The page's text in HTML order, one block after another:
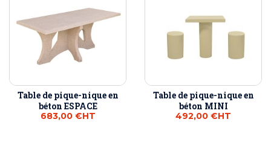
Table de pique-nique en
béton ESPACE
683,00 €HT
Table de pique-nique en
béton MINI
492,00 €HT